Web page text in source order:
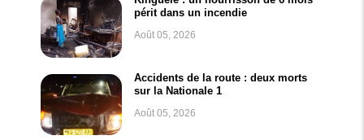
périt dans un incendie
Août 05, 2026
Accidents de la route : deux morts
sur la Nationale 1
Août 05, 2026